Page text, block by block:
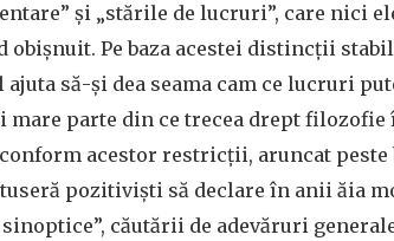
și „stările de lucruri”, care nici
obișnuit. Pe baza acestei distincții
să-și dea seama cam ce lucruri
mare parte din ce trecea drept
acestor restricții, aruncat peste
pozitiviști să declare în anii ăia
căutării de adevăruri